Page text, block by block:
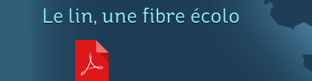
Le lin, une fibre écolo